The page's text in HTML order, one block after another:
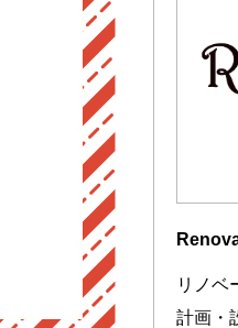
リノベ
計画・